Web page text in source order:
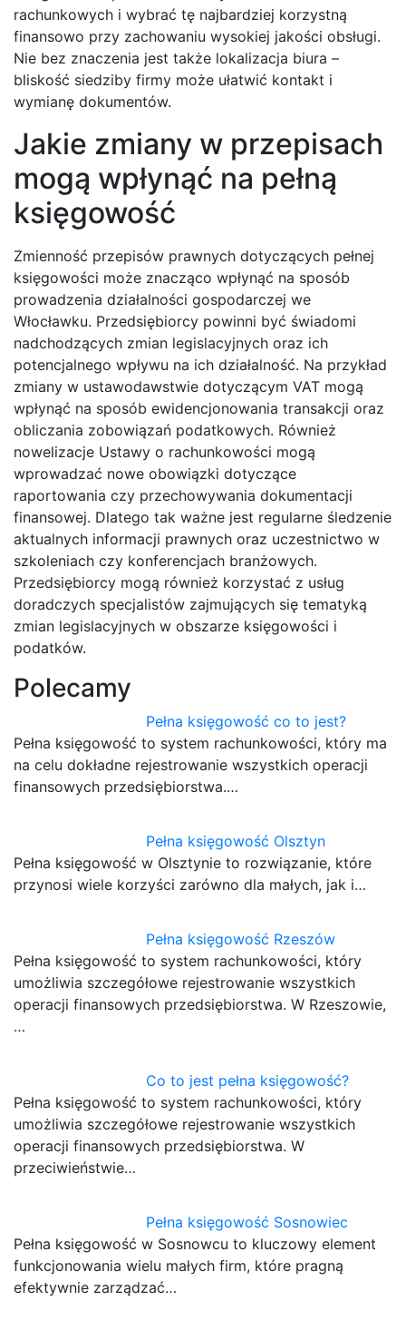
rachunkowych i wybrać tę najbardziej korzystną
finansowo przy zachowaniu wysokiej jakości obsługi.
Nie bez znaczenia jest także lokalizacja biura –
bliskość siedziby firmy może ułatwić kontakt i
wymianę dokumentów.
Jakie zmiany w przepisach
mogą wpłynąć na pełną
księgowość
Zmienność przepisów prawnych dotyczących pełnej
księgowości może znacząco wpłynąć na sposób
prowadzenia działalności gospodarczej we
Włocławku. Przedsiębiorcy powinni być świadomi
nadchodzących zmian legislacyjnych oraz ich
potencjalnego wpływu na ich działalność. Na przykład
zmiany w ustawodawstwie dotyczącym VAT mogą
wpłynąć na sposób ewidencjonowania transakcji oraz
obliczania zobowiązań podatkowych. Również
nowelizacje Ustawy o rachunkowości mogą
wprowadzać nowe obowiązki dotyczące
raportowania czy przechowywania dokumentacji
finansowej. Dlatego tak ważne jest regularne śledzenie
aktualnych informacji prawnych oraz uczestnictwo w
szkoleniach czy konferencjach branżowych.
Przedsiębiorcy mogą również korzystać z usług
doradczych specjalistów zajmujących się tematyką
zmian legislacyjnych w obszarze księgowości i
podatków.
Polecamy
Pełna księgowość co to jest?
Pełna księgowość to system rachunkowości, który ma
na celu dokładne rejestrowanie wszystkich operacji
finansowych przedsiębiorstwa.…
Pełna księgowość Olsztyn
Pełna księgowość w Olsztynie to rozwiązanie, które
przynosi wiele korzyści zarówno dla małych, jak i…
Pełna księgowość Rzeszów
Pełna księgowość to system rachunkowości, który
umożliwia szczegółowe rejestrowanie wszystkich
operacji finansowych przedsiębiorstwa. W Rzeszowie,
…
Co to jest pełna księgowość?
Pełna księgowość to system rachunkowości, który
umożliwia szczegółowe rejestrowanie wszystkich
operacji finansowych przedsiębiorstwa. W
przeciwieństwie…
Pełna księgowość Sosnowiec
Pełna księgowość w Sosnowcu to kluczowy element
funkcjonowania wielu małych firm, które pragną
efektywnie zarządzać…